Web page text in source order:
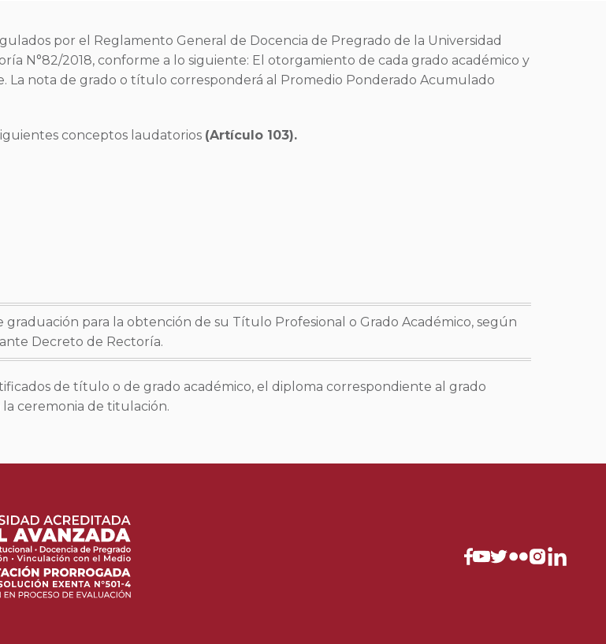
por el Reglamento General de Docencia de Pregrado de la Universidad
N°82/2018, conforme a lo siguiente: El otorgamiento de cada grado académico y
La nota de grado o título corresponderá al Promedio Ponderado Acumulado
conceptos laudatorios (Artículo 103).
para la obtención de su Título Profesional o Grado Académico, según
Decreto de Rectoría.
de título o de grado académico, el diploma correspondiente al grado
ceremonia de titulación.